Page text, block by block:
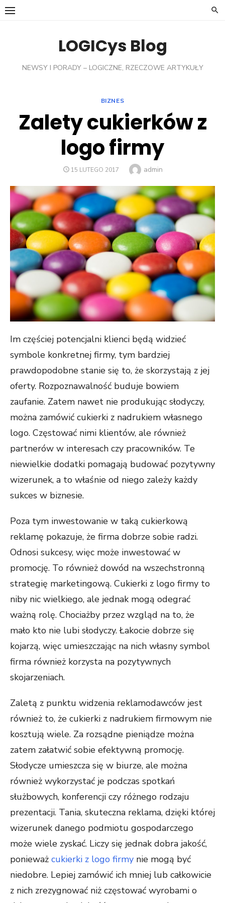
Skip
LOGICys Blog
NEWSY I PORADY – LOGICZNE, RZECZOWE ARTYKUŁY
BIZNES
Zalety cukierków z
logo firmy
POSTED
15 LUTEGO 2017 Author
admin
Im częściej potencjalni klienci będą widzieć
symbole konkretnej firmy, tym bardziej
prawdopodobne stanie się to, że skorzystają z jej
oferty. Rozpoznawalność buduje bowiem
zaufanie. Zatem nawet nie produkując słodyczy,
można zamówić cukierki z nadrukiem własnego
logo. Częstować nimi klientów, ale również
partnerów w interesach czy pracowników. Te
niewielkie dodatki pomagają budować pozytywny
wizerunek, a to właśnie od niego zależy każdy
sukces w biznesie.
Poza tym inwestowanie w taką cukierkową
reklamę pokazuje, że firma dobrze sobie radzi.
Odnosi sukcesy, więc może inwestować w
promocję. To również dowód na wszechstronną
strategię marketingową. Cukierki z logo firmy to
niby nic wielkiego, ale jednak mogą odegrać
ważną rolę. Chociażby przez wzgląd na to, że
mało kto nie lubi słodyczy. Łakocie dobrze się
kojarzą, więc umieszczając na nich własny symbol
firma również korzysta na pozytywnych
skojarzeniach.
Zaletą z punktu widzenia reklamodawców jest
również to, że cukierki z nadrukiem firmowym nie
kosztują wiele. Za rozsądne pieniądze można
zatem załatwić sobie efektywną promocję.
Słodycze umieszcza się w biurze, ale można
również wykorzystać je podczas spotkań
służbowych, konferencji czy różnego rodzaju
prezentacji. Tania, skuteczna reklama, dzięki której
wizerunek danego podmiotu gospodarczego
może wiele zyskać. Liczy się jednak dobra jakość,
ponieważ cukierki z logo firmy nie mogą być
niedobre. Lepiej zamówić ich mniej lub całkowicie
z nich zrezygnować niż częstować wyrobami o